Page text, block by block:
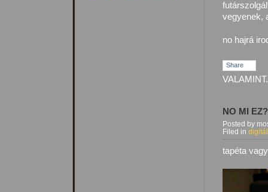
vegyenek,
no hajrá
Share
NO MI EZ?
Posted by
Filed in
tapéta